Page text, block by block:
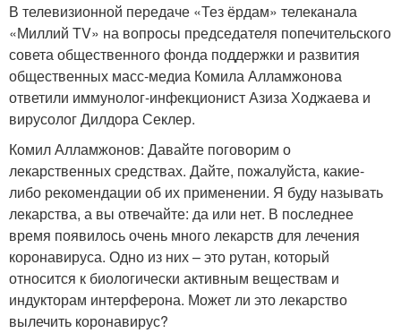
В телевизионной передаче «Тез ёрдам» телеканала
«Миллий TV» на вопросы председателя попечительского
совета общественного фонда поддержки и развития
общественных масс-медиа Комила Алламжонова
ответили иммунолог-инфекционист Азиза Ходжаева и
вирусолог Дилдора Секлер.
Комил Алламжонов: Давайте поговорим о
лекарственных средствах. Дайте, пожалуйста, какие-
либо рекомендации об их применении. Я буду называть
лекарства, а вы отвечайте: да или нет. В последнее
время появилось очень много лекарств для лечения
коронавируса. Одно из них – это рутан, который
относится к биологически активным веществам и
индукторам интерферона. Может ли это лекарство
вылечить коронавирус?